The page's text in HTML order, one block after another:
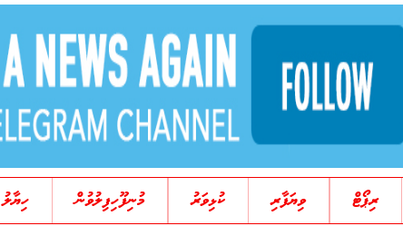
ރިޕޯޓް ވިޔަފާރި ކުޅިވަރު މުނިފޫހިފިލުވުން ހިޔާލު